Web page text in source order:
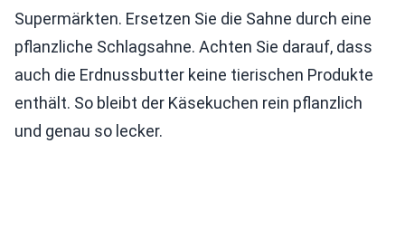
Supermärkten. Ersetzen Sie die Sahne durch eine
pflanzliche Schlagsahne. Achten Sie darauf, dass
auch die Erdnussbutter keine tierischen Produkte
enthält. So bleibt der Käsekuchen rein pflanzlich
und genau so lecker.